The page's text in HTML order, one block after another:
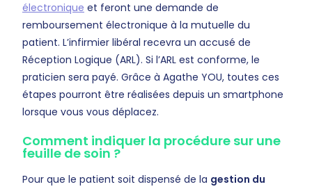
électronique et feront une demande de
remboursement électronique à la mutuelle du
patient. L’infirmier libéral recevra un accusé de
Réception Logique (ARL). Si l’ARL est conforme, le
praticien sera payé. Grâce à Agathe YOU, toutes ces
étapes pourront être réalisées depuis un smartphone
lorsque vous vous déplacez.
Comment indiquer la procédure sur une
feuille de soin ?
Pour que le patient soit dispensé de la gestion du